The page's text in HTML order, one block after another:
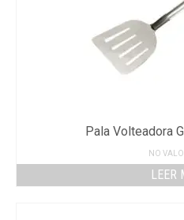
Pala Volteadora
NO
LEER